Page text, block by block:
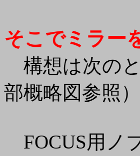
そこでミラー
構想は次の
部概略図参照）
FOCUS用ノ